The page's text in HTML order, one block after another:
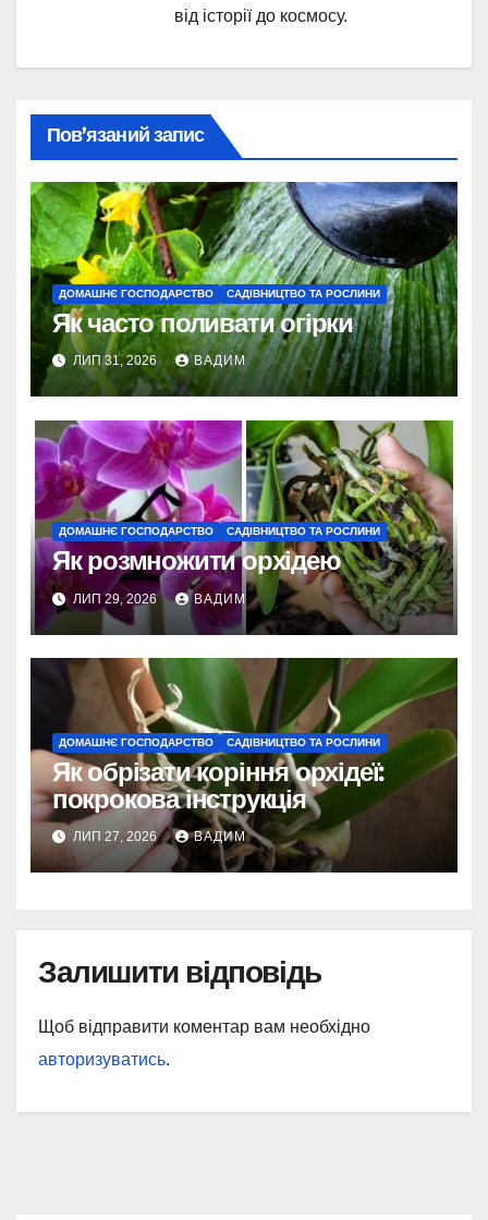
від історії до космосу.
Пов’язаний запис
ДОМАШНЄ ГОСПОДАРСТВО САДІВНИЦТВО ТА РОСЛИНИ
Як часто поливати огірки
ЛИП 31, 2026 ВАДИМ
ДОМАШНЄ ГОСПОДАРСТВО САДІВНИЦТВО ТА РОСЛИНИ
Як розмножити орхідею
ЛИП 29, 2026 ВАДИМ
ДОМАШНЄ ГОСПОДАРСТВО САДІВНИЦТВО ТА РОСЛИНИ
Як обрізати коріння орхідеї:
покрокова інструкція
ЛИП 27, 2026 ВАДИМ
Залишити відповідь
Щоб відправити коментар вам необхідно
авторизуватись.